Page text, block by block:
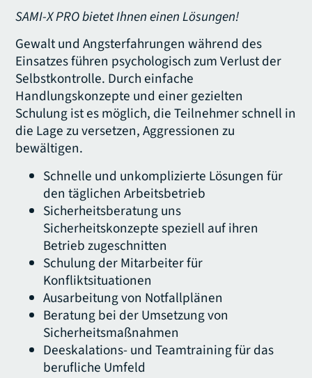
SAMI-X PRO bietet Ihnen einen Lösungen!
Gewalt und Angsterfahrungen während des
Einsatzes führen psychologisch zum Verlust der
Selbstkontrolle. Durch einfache
Handlungskonzepte und einer gezielten
Schulung ist es möglich, die Teilnehmer schnell in
die Lage zu versetzen, Aggressionen zu
bewältigen.
Schnelle und unkomplizierte Lösungen für
den täglichen Arbeitsbetrieb
Sicherheitsberatung uns
Sicherheitskonzepte speziell auf ihren
Betrieb zugeschnitten
Schulung der Mitarbeiter für
Konfliktsituationen
Ausarbeitung von Notfallplänen
Beratung bei der Umsetzung von
Sicherheitsmaßnahmen
Deeskalations- und Teamtraining für das
berufliche Umfeld